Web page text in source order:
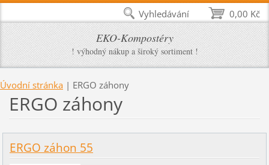
EKO-Kompostéry
! výhodný nákup a široký sortiment !
Úvodní stránka | ERGO záhony
ERGO záhony
ERGO záhon 55
0,00 Kč
Vyhledávání